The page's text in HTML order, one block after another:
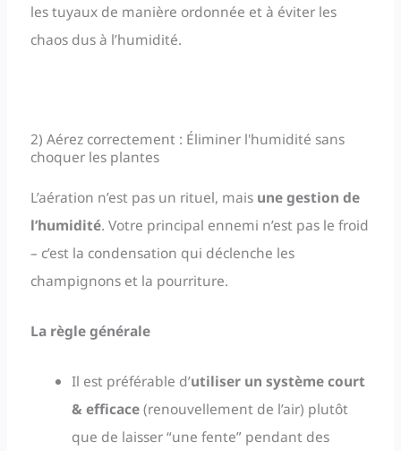
les tuyaux de manière ordonnée et à éviter les
chaos dus à l’humidité.
2) Aérez correctement : Éliminer l'humidité sans
choquer les plantes
L’aération n’est pas un rituel, mais une gestion de
l’humidité. Votre principal ennemi n’est pas le froid
– c’est la condensation qui déclenche les
champignons et la pourriture.
La règle générale
Il est préférable d’utiliser un système court
& efficace(renouvellement de l’air) plutôt
que de laisser “une fente” pendant des